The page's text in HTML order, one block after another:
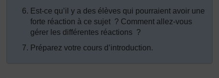
Est-ce qu’il y a des élèves qui pourraient avoir une
forte réaction à ce sujet ? Comment allez-vous
gérer les différentes réactions ?
Préparez votre cours d’introduction.